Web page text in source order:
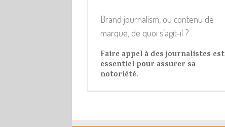
Brand journalism, ou contenu de
marque, de quoi s’agit-il ?
Faire appel à des journalistes est
essentiel pour assurer sa
notoriété.